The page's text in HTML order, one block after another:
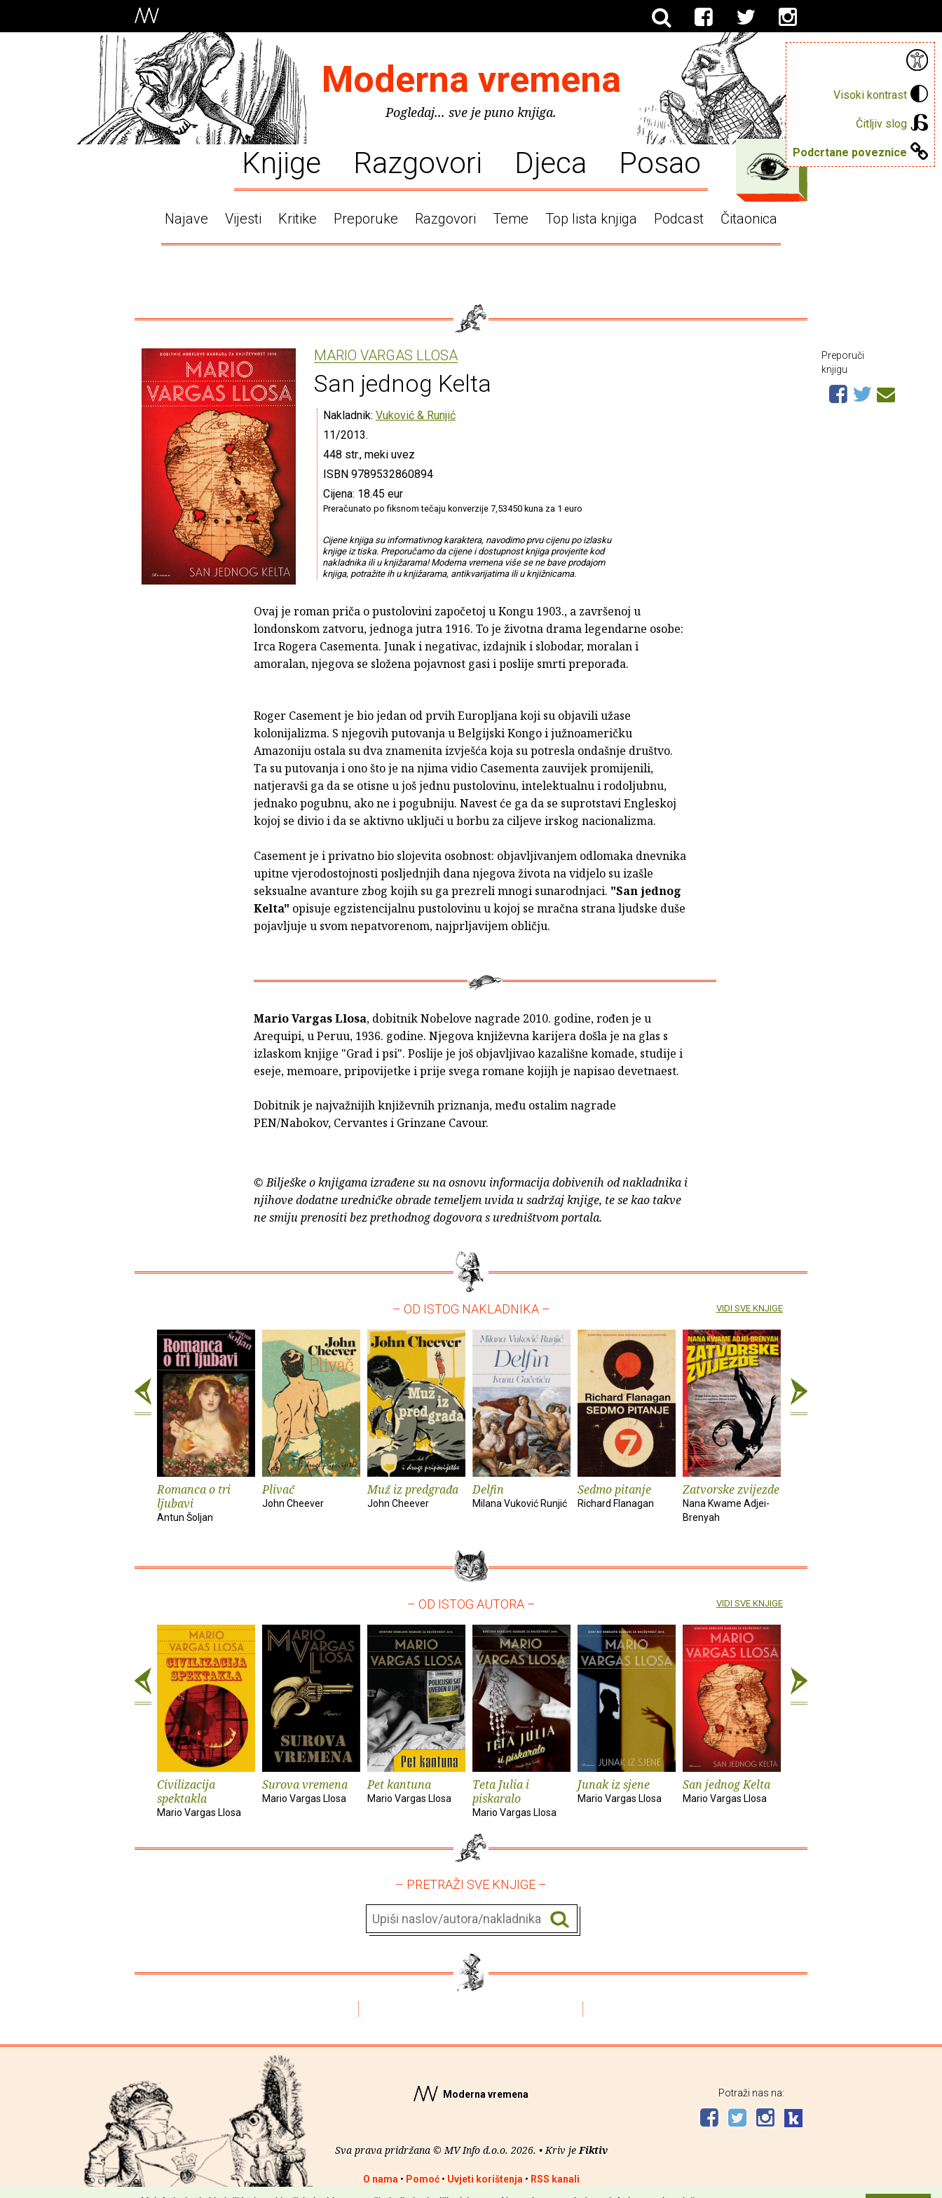
Visoki kontrast
Čitljiv slog
Podcrtane poveznice
Moderna vremena
Pogledaj... sve je puno knjiga.
Knjige Razgovori Djeca Posao
Najave Vijesti Kritike Preporuke Razgovori Teme Top lista knjiga Podcast Čitaonica
MARIO VARGAS LLOSA
San jednog Kelta
Nakladnik: Vuković & Runjić
11/2013.
448 str., meki uvez
ISBN 9789532860894
Cijena: 18.45 eur
Preračunato po fiksnom tečaju konverzije 7,53450 kuna za 1 euro
Cijene knjiga su informativnog karaktera, navodimo prvu cijenu po izlasku
knjige iz tiska. Preporučamo da cijene i dostupnost knjiga provjerite kod
nakladnika ili u knjižarama! Moderna vremena više se ne bave prodajom
knjiga, potražite ih u knjižarama, antikvarijatima ili u knjižnicama.
Ovaj je roman priča o pustolovini započetoj u Kongu 1903., a završenoj u
londonskom zatvoru, jednoga jutra 1916. To je životna drama legendarne osobe:
Irca Rogera Casementa. Junak i negativac, izdajnik i slobodar, moralan i
amoralan, njegova se složena pojavnost gasi i poslije smrti preporađa.
Roger Casement je bio jedan od prvih Europljana koji su objavili užase
kolonijalizma. S njegovih putovanja u Belgijski Kongo i južnoameričku
Amazoniju ostala su dva znamenita izvješća koja su potresla ondašnje društvo.
Ta su putovanja i ono što je na njima vidio Casementa zauvijek promijenili,
natjeravši ga da se otisne u još jednu pustolovinu, intelektualnu i rodoljubnu,
jednako pogubnu, ako ne i pogubniju. Navest će ga da se suprotstavi Engleskoj
kojoj se divio i da se aktivno uključi u borbu za ciljeve irskog nacionalizma.
Casement je i privatno bio slojevita osobnost: objavljivanjem odlomaka dnevnika
upitne vjerodostojnosti posljednjih dana njegova života na vidjelo su izašle
seksualne avanture zbog kojih su ga prezreli mnogi sunarodnjaci. "San jednog
Kelta" opisuje egzistencijalnu pustolovinu u kojoj se mračna strana ljudske duše
pojavljuje u svom nepatvorenom, najprljavijem obličju.
Mario Vargas Llosa, dobitnik Nobelove nagrade 2010. godine, rođen je u
Arequipi, u Peruu, 1936. godine. Njegova književna karijera došla je na glas s
izlaskom knjige "Grad i psi". Poslije je još objavljivao kazališne komade, studije i
eseje, memoare, pripovijetke i prije svega romane kojijh je napisao devetnaest.
Dobitnik je najvažnijih književnih priznanja, među ostalim nagrade
PEN/Nabokov, Cervantes i Grinzane Cavour.
© Bilješke o knjigama izrađene su na osnovu informacija dobivenih od nakladnika i
njihove dodatne uredničke obrade temeljem uvida u sadržaj knjige, te se kao takve
ne smiju prenositi bez prethodnog dogovora s uredništvom portala.
Preporuči
knjigu
– OD ISTOG NAKLADNIKA –
Romanca o tri
ljubavi
Antun Šoljan
Plivač
John Cheever
Muž iz predgrađa
John Cheever
Delfin
Milana Vuković Runjić
Sedmo pitanje
Richard Flanagan
Zatvorske zvijezde
Nana Kwame Adjei-
Brenyah
VIDI SVE KNJIGE
– OD ISTOG AUTORA –
Civilizacija
spektakla
Mario Vargas Llosa
Surova vremena
Mario Vargas Llosa
Pet kantuna
Mario Vargas Llosa
Teta Julia i
piskaralo
Mario Vargas Llosa
Junak iz sjene
Mario Vargas Llosa
San jednog Kelta
Mario Vargas Llosa
VIDI SVE KNJIGE
– PRETRAŽI SVE KNJIGE –
Moderna vremena
Sva prava pridržana © MV Info d.o.o. 2026. • Kriv jeFiktiv
O nama• Pomoć• Uvjeti korištenja• RSS kanali
Potraži nas na: